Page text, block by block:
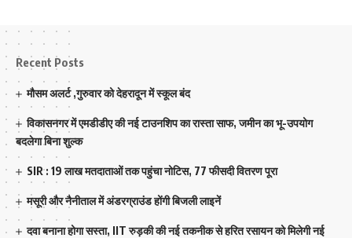
Recent Posts
मौसम अलर्ट ,गुरुवार को देहरादून में स्कूल बंद
विकासनगर में एमडीडीए की नई टाउनशिप का रास्ता साफ, जमीन का भू-उपयोग
बदलेगा बिना शुल्क
SIR : 19 लाख मतदाताओं तक पहुंचा नोटिस, 77 फीसदी वितरण पूरा
मसूरी और नैनीताल में अंडरग्राउंड होंगी बिजली लाइनें
दवा बनाना होगा सस्ता, IIT रुड़की की नई तकनीक से हरित रसायन को मिलेगी नई